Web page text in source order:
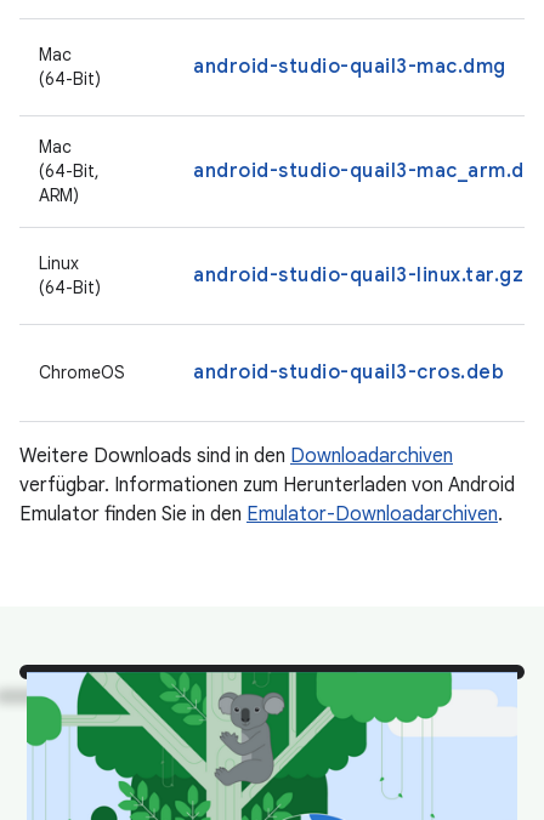
Mac
(64-Bit)
android-studio-quail3-mac.dmg
Mac
(64-Bit,
ARM)
android-studio-quail3-
Linux
(64-Bit)
android-studio-quail3-linux.tar.gz
ChromeOS android-studio-quail3-cros.deb
Weitere Downloads sind in den Downloadarchiven
verfügbar. Informationen zum Herunterladen von Android
Emulator finden Sie in den Emulator-Downloadarchiven.
Sehen Sie!Es sind einige